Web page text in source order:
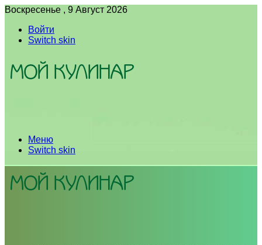
Воскресенье , 9 Август 2026
Войти
Switch skin
Меню
Switch skin